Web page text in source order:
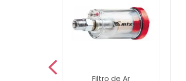
Filtro de Ar